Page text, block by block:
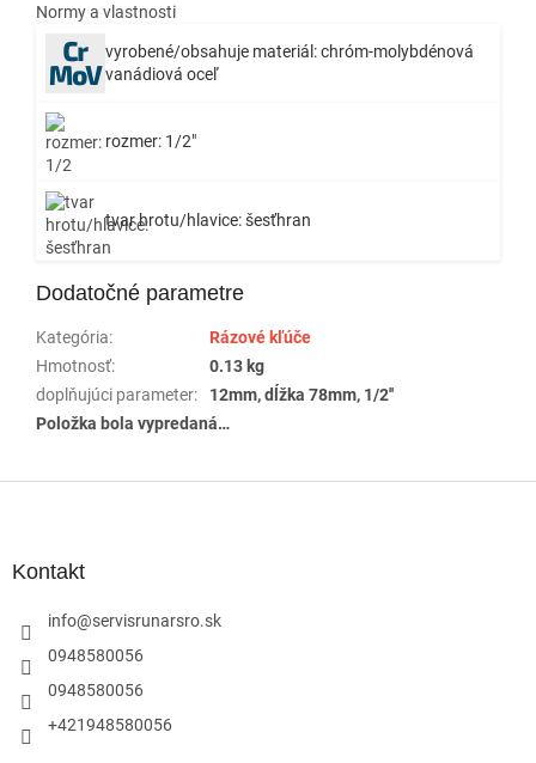
Normy a vlastnosti
vyrobené/obsahuje materiál: chróm-molybdénová
vanádiová oceľ
rozmer: 1/2"
tvar hrotu/hlavice: šesťhran
Dodatočné parametre
Kategória:
Rázové kľúče
Hmotnosť:
0.13 kg
doplňujúci parameter:
12mm, dĺžka 78mm, 1/2''
Položka bola vypredaná…
Kontakt
info@servisrunarsro.sk
0948580056
0948580056
+421948580056